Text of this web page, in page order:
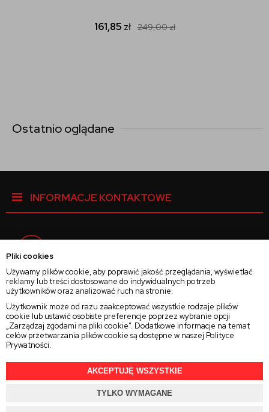
Pliki cookies
Używamy plików cookie, aby poprawić jakość przeglądania, wyświetlać
reklamy lub treści dostosowane do indywidualnych potrzeb
użytkowników oraz analizować ruch na stronie.
Użytkownik może od razu zaakceptować wszystkie rodzaje plików
cookie lub ustawić osobiste preferencje poprzez wybranie opcji
„Zarządzaj zgodami na pliki cookie”. Dodatkowe informacje na temat
celów przetwarzania plików cookie są dostępne w naszej Polityce
Prywatności.
AKCEPTUJĘ WSZYSTKIE
TYLKO WYMAGANE
161,85 zł 249,00zł
Ostatnio oglądane
INFORMACJE KONTAKTOWE
Instagram
Twitter
2025 © Wszelkie Prawa ZastrzeżoneRajsoczewek.pl